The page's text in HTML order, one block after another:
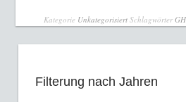
Kategorie Unkategorisiert Schlagwörter
Filterung nach Jahren